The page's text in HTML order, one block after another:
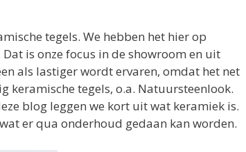
tegels. We hebben het hier op
is onze focus in de showroom en uit
als lastiger wordt ervaren, omdat het net
keramische tegels, o.a. Natuursteenlook.
blog leggen we kort uit wat keramiek is.
er qua onderhoud gedaan kan worden.